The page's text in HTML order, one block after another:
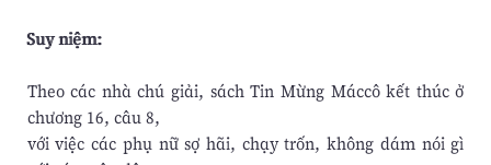
Suy niệm:
Theo các nhà chú giải, sách Tin Mừng Máccô kết thúc ở
chương 16, câu 8,
với việc các phụ nữ sợ hãi, chạy trốn, không dám nói gì